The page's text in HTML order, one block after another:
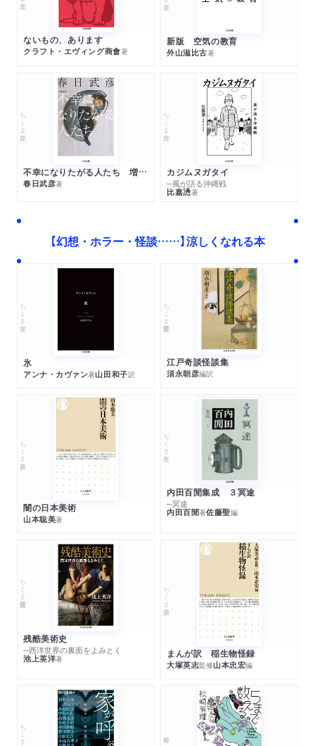
ないもの、あります
クラフト・エヴィング商會著
新版 空気の教育
外山滋比古著
ちくま文庫
不幸になりたがる人たち 増補新版
春日武彦著
ちくま文庫
カジムヌガタイ
─風が語る沖縄戦
比嘉慂著
【幻想・ホラー・怪談……】涼しくなれる本
ちくま文庫
氷
アンナ・カヴァン著山田和子訳
ちくま学芸文庫
江戸奇談怪談集
須永朝彦編訳
ちくま新書
闇の日本美術
山本聡美著
ちくま文庫
内田百閒集成 ３冥途
─冥途
内田百閒著佐藤聖編
ちくま学芸文庫
残酷美術史
─西洋世界の裏面をよみとく
池上英洋著
ちくま新書
まんが訳 稲生物怪録
大塚英志監修山本忠宏編
ちくま文庫